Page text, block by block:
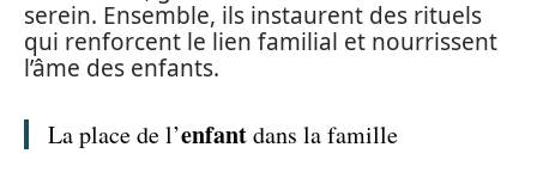
serein. Ensemble, ils instaurent des rituels
qui renforcent le lien familial et nourrissent
l’âme des enfants.
La place de l’enfantdans la famille